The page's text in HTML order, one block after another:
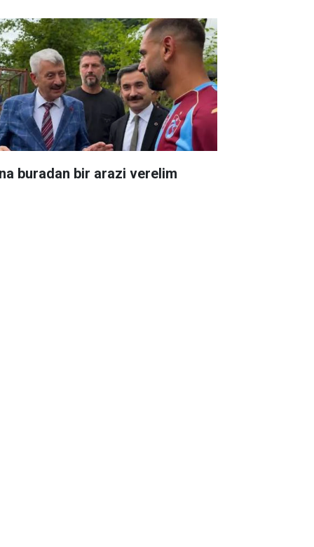
buradan bir arazi verelim